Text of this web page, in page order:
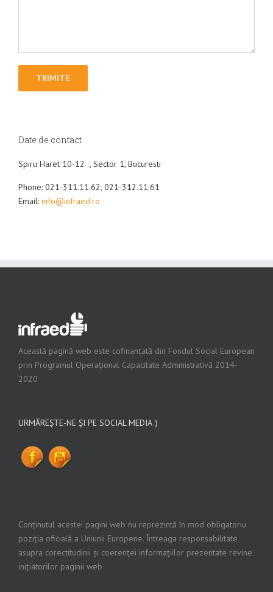
Date de contact
Spiru Haret 10-12 ., Sector 1, Bucuresti
Phone: 021-311.11.62, 021-312.11.61
Email: info@infraed.ro
Această pagină web este cofinanțată din Fondul Social European
prin Programul Operațional Capacitate Administrativă 2014-
2020
URMĂREȘTE-NE ȘI PE SOCIAL MEDIA :)
Conținutul acestei pagini web nu reprezintă în mod obligatoriu
poziția oficială a Uniunii Europene. Întreaga responsabilitate
asupra corectitudinii și coerenței informațiilor prezentate revine
inițiatorilor paginii web